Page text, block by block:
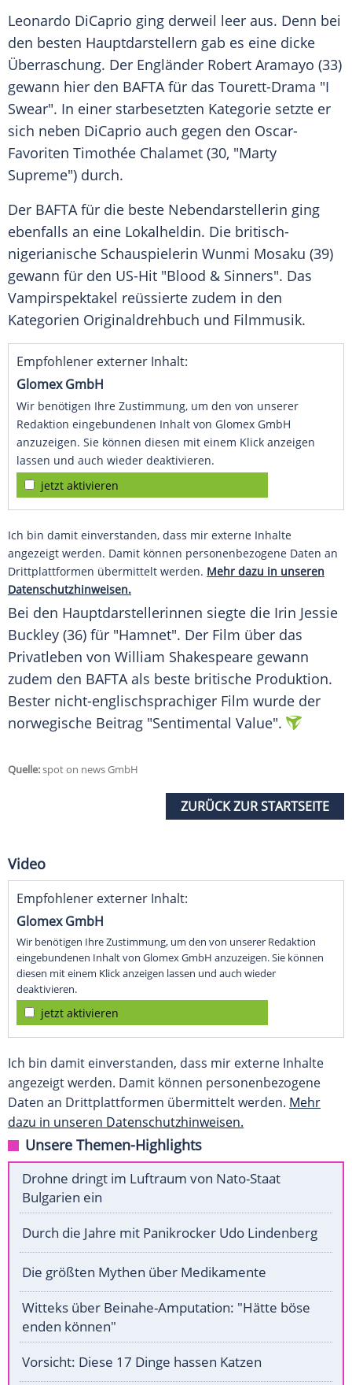
Leonardo DiCaprio ging derweil leer aus. Denn bei
den besten Hauptdarstellern gab es eine dicke
Überraschung. Der Engländer Robert Aramayo (33)
gewann hier den BAFTA für das Tourett-Drama "I
Swear". In einer starbesetzten Kategorie setzte er
sich neben DiCaprio auch gegen den Oscar-
Favoriten Timothée Chalamet (30, "Marty
Supreme") durch.
Der BAFTA für die beste Nebendarstellerin ging
ebenfalls an eine Lokalheldin. Die britisch-
nigerianische Schauspielerin Wunmi Mosaku (39)
gewann für den US-Hit "Blood & Sinners". Das
Vampirspektakel reüssierte zudem in den
Kategorien Originaldrehbuch und Filmmusik.
Empfohlener externer Inhalt:
Glomex GmbH
Wir benötigen Ihre Zustimmung, um den von unserer
Redaktion eingebundenen Inhalt von Glomex GmbH
anzuzeigen. Sie können diesen mit einem Klick anzeigen
lassen und auch wieder deaktivieren.
jetzt aktivieren
Ich bin damit einverstanden, dass mir externe Inhalte
angezeigt werden. Damit können personenbezogene Daten an
Drittplattformen übermittelt werden. Mehr dazu in unseren
Datenschutzhinweisen.
Bei den Hauptdarstellerinnen siegte die Irin Jessie
Buckley (36) für "Hamnet". Der Film über das
Privatleben von William Shakespeare gewann
zudem den BAFTA als beste britische Produktion.
Bester nicht-englischsprachiger Film wurde der
norwegische Beitrag "Sentimental Value".
Quelle:spot on news GmbH
ZURÜCK ZUR STARTSEITE
Video
Empfohlener externer Inhalt:
Glomex GmbH
Wir benötigen Ihre Zustimmung, um den von unserer Redaktion
eingebundenen Inhalt von Glomex GmbH anzuzeigen. Sie können
diesen mit einem Klick anzeigen lassen und auch wieder
deaktivieren.
jetzt aktivieren
Ich bin damit einverstanden, dass mir externe Inhalte
angezeigt werden. Damit können personenbezogene
Daten an Drittplattformen übermittelt werden. Mehr
dazu in unseren Datenschutzhinweisen.
Unsere Themen-Highlights
Drohne dringt im Luftraum von Nato-Staat
Bulgarien ein
Durch die Jahre mit Panikrocker Udo Lindenberg
Die größten Mythen über Medikamente
Witteks über Beinahe-Amputation: "Hätte böse
enden können"
Vorsicht: Diese 17 Dinge hassen Katzen